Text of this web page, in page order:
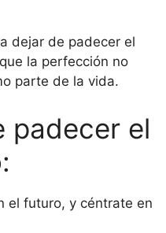
dejar de padecer el
la perfección no
parte de la vida.
padecer el
el futuro, y céntrate en